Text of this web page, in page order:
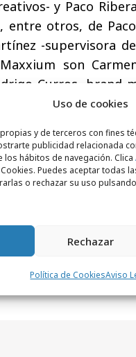
Uso de cookies
y de terceros con fines
publicidad relacionada
los hábitos de navegación. Clica
Puedes aceptar todas
o rechazar su uso
Rechazar
Política de CookiesAviso
y Paco
entre otros, de
-supervisora
son
Curros -brand
El equipo
Craig, Jennifer